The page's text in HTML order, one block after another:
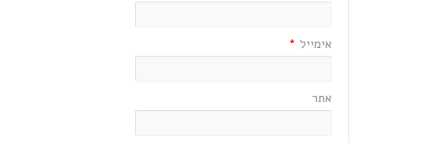
אימייל *
אתר